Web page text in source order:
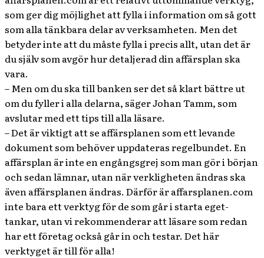
som ger dig möjlighet att fylla i information om så gott
som alla tänkbara delar av verksamheten. Men det
betyder inte att du måste fylla i precis allt, utan det är
du själv som avgör hur detaljerad din affärsplan ska
vara.
– Men om du ska till banken ser det så klart bättre ut
om du fyller i alla delarna, säger Johan Tamm, som
avslutar med ett tips till alla läsare.
– Det är viktigt att se affärsplanen som ett levande
dokument som behöver uppdateras regelbundet. En
affärsplan är inte en engångsgrej som man gör i början
och sedan lämnar, utan när verkligheten ändras ska
även affärsplanen ändras. Därför är affarsplanen.com
inte bara ett verktyg för de som går i starta eget-
tankar, utan vi rekommenderar att läsare som redan
har ett företag också går in och testar. Det här
verktyget är till för alla!